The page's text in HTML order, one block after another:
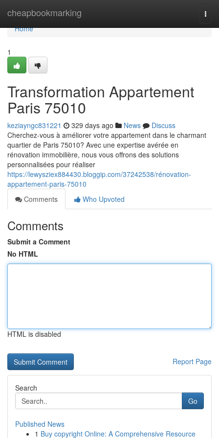
cheapbookmarking
Home
Home
1
Transformation Appartement
Paris 75010
keziayngc831221 329 days ago News
Discuss
Cherchez-vous à améliorer votre appartement dans le charmant
quartier de Paris 75010? Avec une expertise avérée en
rénovation immobilière, nous vous offrons des solutions
personnalisées pour réaliser
https://lewysziex884430.bloggip.com/37242538/rénovation-
appartement-paris-75010
Comments
Who Upvoted
Comments
Submit a Comment
No HTML
HTML is disabled
Report Page
Search
Go
Published News
1 Buy copyright Online: A Comprehensive Resource